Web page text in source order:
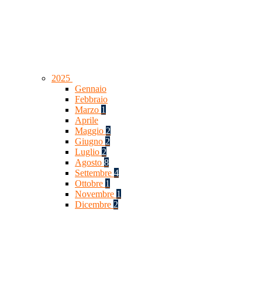
2025
Gennaio
Febbraio
Marzo 1
Aprile
Maggio 2
Giugno 2
Luglio 2
Agosto 8
Settembre 4
Ottobre 1
Novembre 1
Dicembre 2